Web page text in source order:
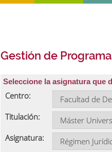
Gestión de
Seleccione la asignatura que
Centro:
Titulación:
Asignatura: